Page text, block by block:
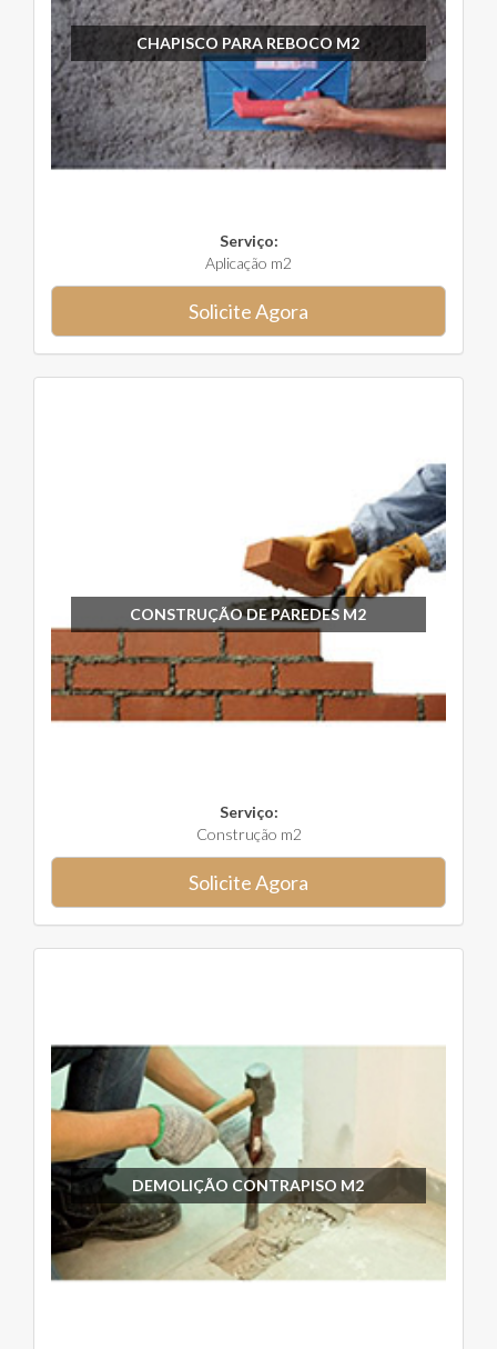
CHAPISCO PARA REBOCO M2
Serviço:
Aplicação m2
Solicite Agora
CONSTRUÇÃO DE PAREDES M2
Serviço:
Construção m2
Solicite Agora
DEMOLIÇÃO CONTRAPISO M2